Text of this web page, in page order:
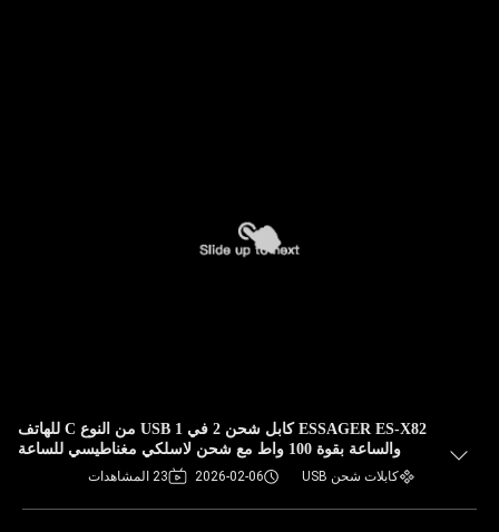
ESSAGER ES-X82 كابل شحن 2 في 1 USB من النوع C للهاتف
والساعة بقوة 100 واط مع شحن لاسلكي مغناطيسي للساعة
كابلات شحن USB 2026-02-06 23 المشاهدات